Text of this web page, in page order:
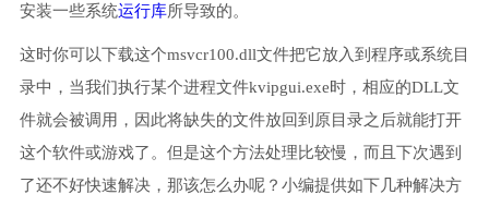
安装一些系统运行库所导致的。
这时你可以下载这个msvcr100.dll文件把它放入到程序或系统目
录中，当我们执行某个进程文件kvipgui.exe时，相应的DLL文
件就会被调用，因此将缺失的文件放回到原目录之后就能打开
这个软件或游戏了。但是这个方法处理比较慢，而且下次遇到
了还不好快速解决，那该怎么办呢？小编提供如下几种解决方